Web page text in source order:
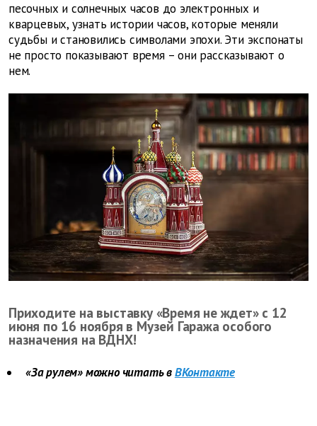
песочных и солнечных часов до электронных и
кварцевых, узнать истории часов, которые меняли
судьбы и становились символами эпохи. Эти экспонаты
не просто показывают время – они рассказывают о
нем.
Приходите на выставку «Время не ждет» с 12
июня по 16 ноября в Музей Гаража особого
назначения на ВДНХ!
«За рулем» можно читать вВКонтакте